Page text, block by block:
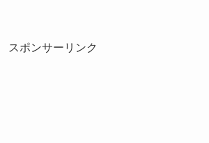
スポンサーリンク